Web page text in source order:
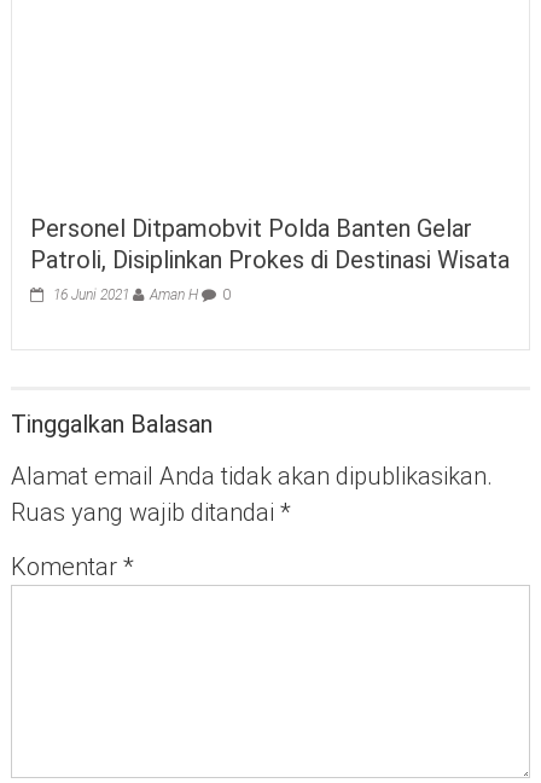
Personel Ditpamobvit Polda Banten Gelar
Patroli, Disiplinkan Prokes di Destinasi Wisata
16 Juni 2021 Aman H 0
Tinggalkan Balasan
Alamat email Anda tidak akan dipublikasikan.
Ruas yang wajib ditandai *
Komentar *